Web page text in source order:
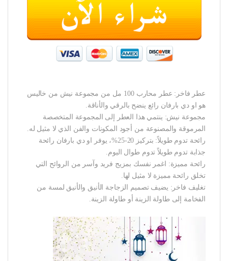
عطر فاخر: عطر محارب 100 مل من مجموعة نيش من خاليس
هو او دي بارفان رائع ينضح بالرقي والأناقة.
مجموعة نيش: ينتمي هذا العطر إلى المجموعة المتخصصة
المرموقة والمصنوعة من أجود المكونات والفن الذي لا مثيل له.
رائحة تدوم طويلاً: بتركيز 20-25%، يوفر او دي بارفان رائحة
جذابة تدوم طويلاً تدوم طوال اليوم.
رائحة مميزة: اغمر نفسك بمزيج فريد وآسر من الروائح التي
تخلق رائحة مميزة لا مثيل لها.
تغليف فاخر: يضيف تصميم الزجاجة الأنيق والأنيق لمسة من
الفخامة إلى طاولة الزينة أو طاولة الزينة.